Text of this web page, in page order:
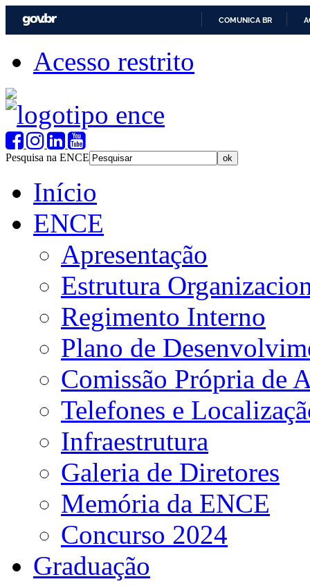
COMUNICA BR
Acesso restrito
Pesquisa na ENCE
Início
ENCE
Apresentação
Estrutura
Regimento Interno
Plano de
Comissão Própria de
Telefones e
Infraestrutura
Galeria de Diretores
Memória da ENCE
Concurso 2024
Graduação